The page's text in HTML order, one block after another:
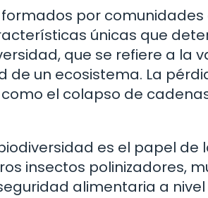
por comunidades
únicas que
que se refiere a la
de un ecosistema. La
el colapso de
es el papel de
insectos polinizadores,
alimentaria a